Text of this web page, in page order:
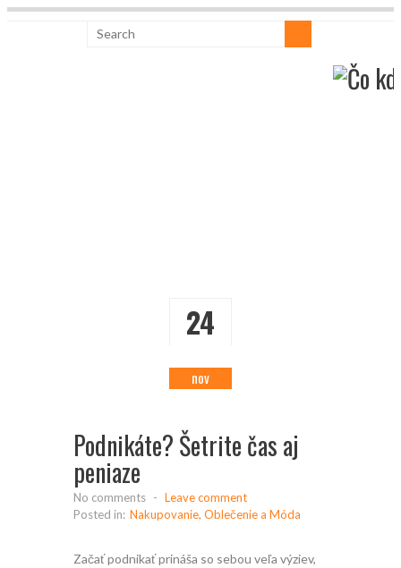
24
nov
Podnikáte? Šetrite čas aj
peniaze
No comments - Leave comment
Posted in: Nakupovanie, Oblečenie a Móda
Začať podnikať prináša so sebou veľa výziev,